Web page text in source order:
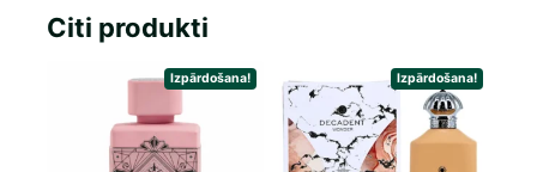
Citi produkti
Izpārdošana! Izpārdošana!